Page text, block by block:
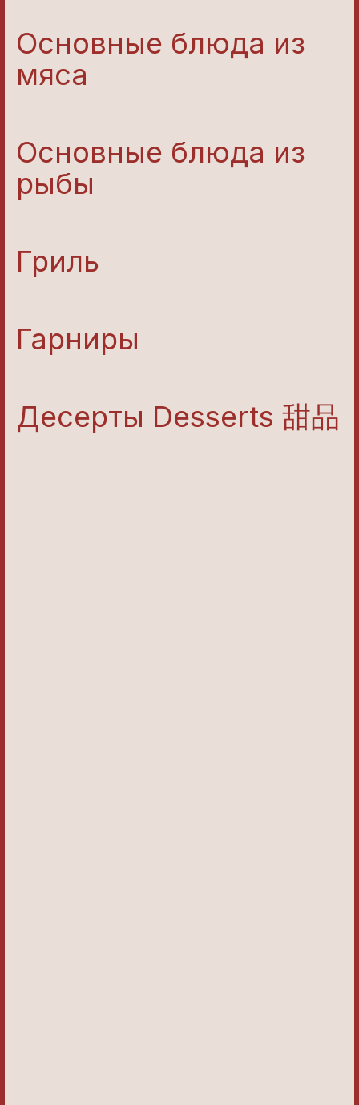
Основные блюда из
мяса
Основные блюда из
рыбы
Гриль
Гарниры
Десерты Desserts 甜品